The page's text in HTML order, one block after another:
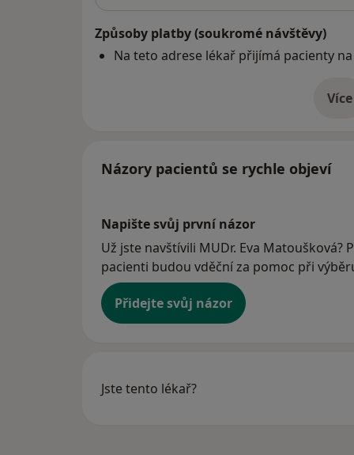
Způsoby platby (soukromé návštěvy)
Na teto adrese lékař přijímá pacienty
Více
o
Názory pacientů se rychle objeví
Napište svůj první názor
Už jste navštívili MUDr. Eva Matoušková?
pacienti budou vděční za pomoc při
Přidejte svůj názor
Jste tento lékař?